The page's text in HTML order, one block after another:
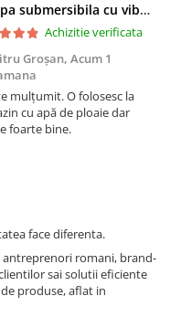
Pompa submersibila cu vibratii pentru apa curata Heber®, 280 W, 3/4" racordare, 18 l/min debit maxim, 6 m adancime absorbtie, 60 m inaltime refulare
Achizitie verificata
Groșan, Acum 1
mulțumit. O folosesc la
cu apă de ploaie dar
foarte bine.
face diferenta.
antreprenori romani, brand-
sai solutii eficiente
produse, aflat in